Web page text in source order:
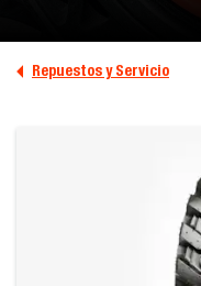
Repuestos y Servicio